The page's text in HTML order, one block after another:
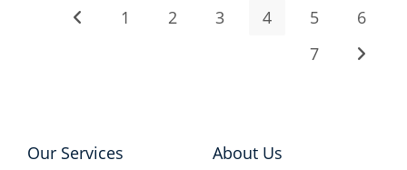
1 2 3 4 5
6
7
Our Services About Us